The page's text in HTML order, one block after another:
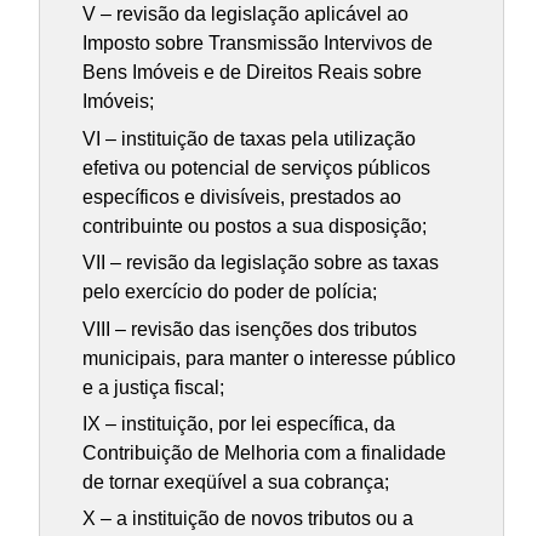
V – revisão da legislação aplicável ao
Imposto sobre Transmissão Intervivos de
Bens Imóveis e de Direitos Reais sobre
Imóveis;
VI – instituição de taxas pela utilização
efetiva ou potencial de serviços públicos
específicos e divisíveis, prestados ao
contribuinte ou postos a sua disposição;
VII – revisão da legislação sobre as taxas
pelo exercício do poder de polícia;
VIII – revisão das isenções dos tributos
municipais, para manter o interesse público
e a justiça fiscal;
IX – instituição, por lei específica, da
Contribuição de Melhoria com a finalidade
de tornar exeqüível a sua cobrança;
X – a instituição de novos tributos ou a